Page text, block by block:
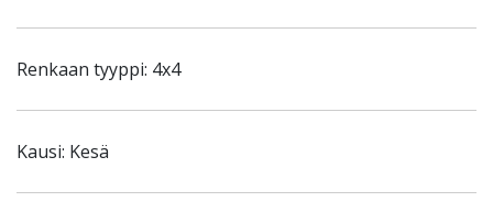
Renkaan tyyppi: 4x4
Kausi: Kesä